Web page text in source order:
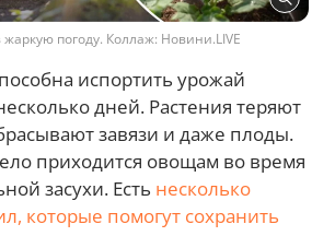
жаркую погоду. Коллаж: Новини.LIVE
испортить урожай
дней. Растения теряют
завязи и даже плоды.
приходится овощам во время
засухи. Есть несколько
которые помогут сохранить